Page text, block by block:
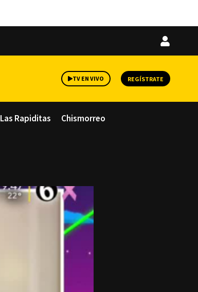
Iniciar
TV EN VIVO REGÍSTRATE
Las Rapiditas Chismorreo